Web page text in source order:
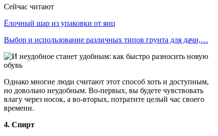
Сейчас читают
Ёлочный шар из упаковки от яиц
Выбор и использование различных типов грунта для дачи,…
Однако многие люди считают этот способ хоть и доступным,
но довольно неудобным. Во-первых, вы будете чувствовать
влагу через носок, а во-вторых, потратите целый час своего
времени.
4. Спирт